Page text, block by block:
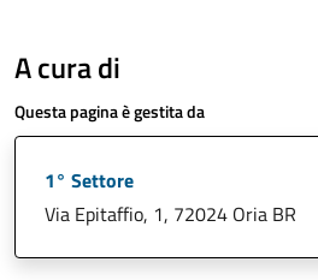
A cura di
Questa pagina è gestita da
1° Settore
Via Epitaffio, 1, 72024 Oria BR